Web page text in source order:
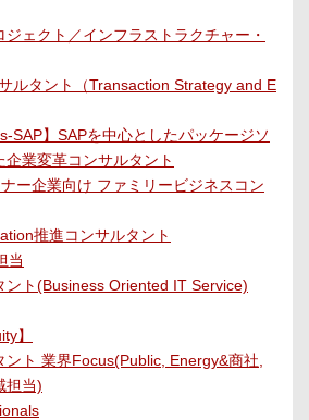
ェクト／インフラストラクチャー・
ルタント（Transaction Strategy and E
SAP】SAPを中心としたパッケージソ
企業変革コンサルタント
ー企業向け ファミリービジネスコン
推進コンサルタント
当
ント(Business Oriented IT Service)
】
ト 業界Focus(Public, Energy&商社,
担当)